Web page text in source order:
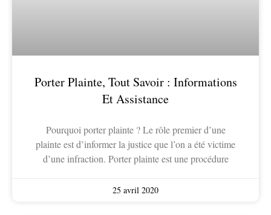
Porter Plainte, Tout Savoir : Informations
Et Assistance
Pourquoi porter plainte ? Le rôle premier d’une
plainte est d’informer la justice que l’on a été victime
d’une infraction. Porter plainte est une procédure
25 avril 2020